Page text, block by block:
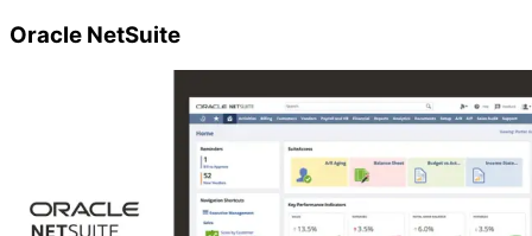
Oracle NetSuite